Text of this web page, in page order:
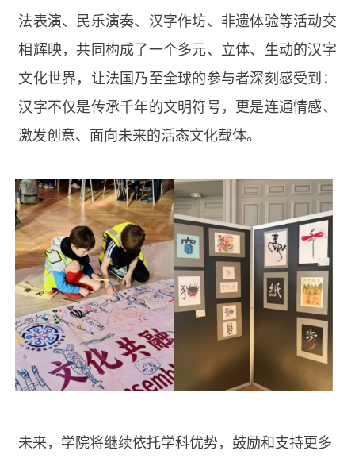
法表演、民乐演奏、汉字作坊、非遗体验等活动交
相辉映，共同构成了一个多元、立体、生动的汉字
文化世界，让法国乃至全球的参与者深刻感受到：
汉字不仅是传承千年的文明符号，更是连通情感、
激发创意、面向未来的活态文化载体。
未来，学院将继续依托学科优势，鼓励和支持更多